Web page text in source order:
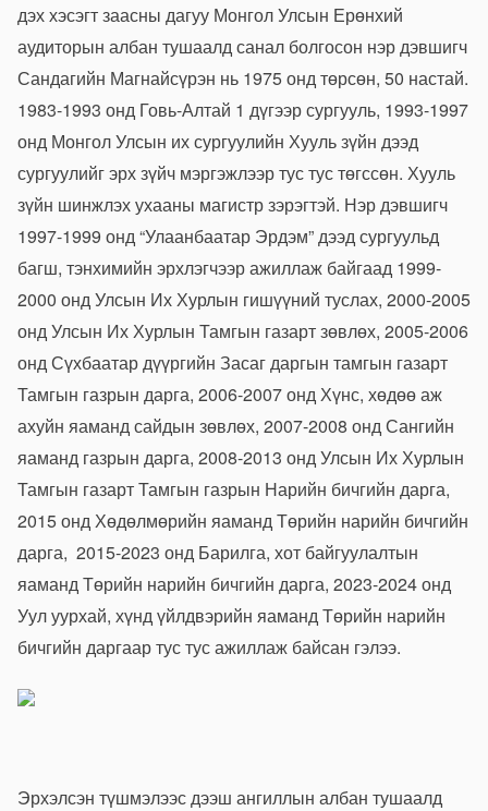
дэх хэсэгт заасны дагуу Монгол Улсын Ерөнхий
аудиторын албан тушаалд санал болгосон нэр дэвшигч
Сандагийн Магнайсүрэн нь 1975 онд төрсөн, 50 настай.
1983-1993 онд Говь-Алтай 1 дүгээр сургууль, 1993-1997
онд Монгол Улсын их сургуулийн Хууль зүйн дээд
сургуулийг эрх зүйч мэргэжлээр тус тус төгссөн. Хууль
зүйн шинжлэх ухааны магистр зэрэгтэй. Нэр дэвшигч
1997-1999 онд “Улаанбаатар Эрдэм” дээд сургуульд
багш, тэнхимийн эрхлэгчээр ажиллаж байгаад 1999-
2000 онд Улсын Их Хурлын гишүүний туслах, 2000-2005
онд Улсын Их Хурлын Тамгын газарт зөвлөх, 2005-2006
онд Сүхбаатар дүүргийн Засаг даргын тамгын газарт
Тамгын газрын дарга, 2006-2007 онд Хүнс, хөдөө аж
ахуйн яаманд сайдын зөвлөх, 2007-2008 онд Сангийн
яаманд газрын дарга, 2008-2013 онд Улсын Их Хурлын
Тамгын газарт Тамгын газрын Нарийн бичгийн дарга,
2015 онд Хөдөлмөрийн яаманд Төрийн нарийн бичгийн
дарга, 2015-2023 онд Барилга, хот байгуулалтын
яаманд Төрийн нарийн бичгийн дарга, 2023-2024 онд
Уул уурхай, хүнд үйлдвэрийн яаманд Төрийн нарийн
бичгийн даргаар тус тус ажиллаж байсан гэлээ.
Эрхэлсэн түшмэлээс дээш ангиллын албан тушаалд